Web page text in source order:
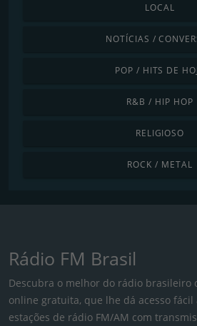
LOCAL
NOTÍCIAS /
POP / HITS DE
R&B / HIP HOP
RELIGIOSO
ROCK / METAL
Rádio FM Brasil
Descubra o melhor do rádio brasileiro
online gratuita, que lhe dá acesso fácil
estações de rádio FM/AM com